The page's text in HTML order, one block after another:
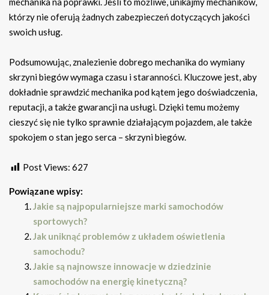
którzy nie oferują żadnych zabezpieczeń dotyczących jakości
swoich usług.
Podsumowując, znalezienie dobrego mechanika do wymiany
skrzyni biegów wymaga czasu i staranności. Kluczowe jest, aby
dokładnie sprawdzić mechanika pod kątem jego doświadczenia,
reputacji, a także gwarancji na usługi. Dzięki temu możemy
cieszyć się nie tylko sprawnie działającym pojazdem, ale także
spokojem o stan jego serca – skrzyni biegów.
Post Views: 627
Powiązane wpisy:
Jakie są najpopularniejsze marki samochodów
sportowych?
Jak uniknąć problemów z układem oświetlenia
samochodu?
Jakie są najnowsze innowacje w dziedzinie
samochodów na energię kinetyczną?